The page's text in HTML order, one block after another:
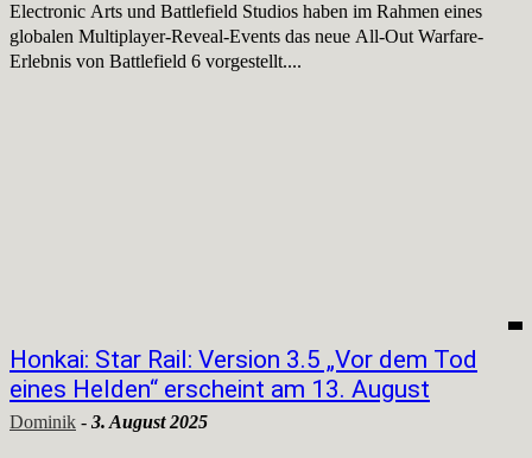
Electronic Arts und Battlefield Studios haben im Rahmen eines
globalen Multiplayer-Reveal-Events das neue All-Out Warfare-
Erlebnis von Battlefield 6 vorgestellt....
Honkai: Star Rail: Version 3.5 „Vor dem Tod
eines Helden“ erscheint am 13. August
Dominik - 3. August 2025